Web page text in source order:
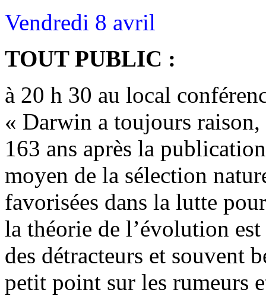
Vendredi 8 avril
TOUT PUBLIC :
à 20 h 30 au local
« Darwin a toujours
163 ans après la
moyen de la sélection
favorisées dans la lutte
la théorie de l’évolution
des détracteurs et souvent
petit point sur les rumeurs